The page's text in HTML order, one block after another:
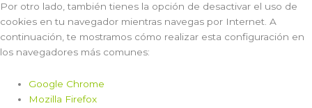
Por otro lado, también tienes la opción de desactivar el uso de
cookies en tu navegador mientras navegas por Internet. A
continuación, te mostramos cómo realizar esta configuración en
los navegadores más comunes:
Google Chrome
Mozilla Firefox